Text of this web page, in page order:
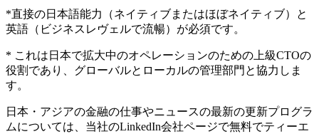
*直接の日本語能力（ネイティブまたはほぼネイティブ）と
英語（ビジネスレヴェルで流暢）が必須です。
* これは日本で拡大中のオペレーションのための上級CTOの
役割であり、グローバルとローカルの管理部門と協力しま
す。
日本・アジアの金融の仕事やニュースの最新の更新プログラ
ムについては、当社のLinkedIn会社ページで無料でティーエ